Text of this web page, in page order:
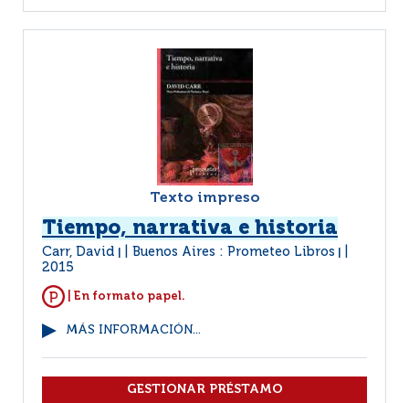
Texto impreso
Tiempo, narrativa e historia
Carr, David Buenos Aires : Prometeo Libros
2015
| En formato papel.
MÁS INFORMACIÓN...